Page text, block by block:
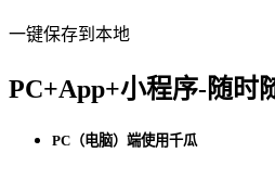
一键保存到本地
PC+App+小程序-随时
PC（电脑）端使用千瓜